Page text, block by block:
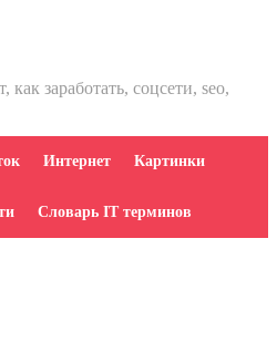
заработать, соцсети, seo,
Интернет Картинки
Словарь IT терминов